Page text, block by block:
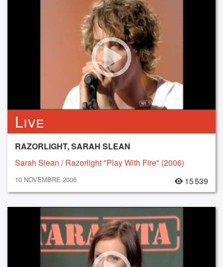
Live
RAZORLIGHT, SARAH SLEAN
Sarah Slean / Razorlight "Play With Fire" (2006)
10 NOVEMBRE 2006 15 539